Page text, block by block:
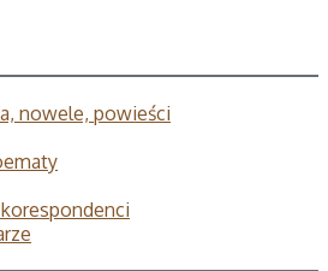
nowele, powieści